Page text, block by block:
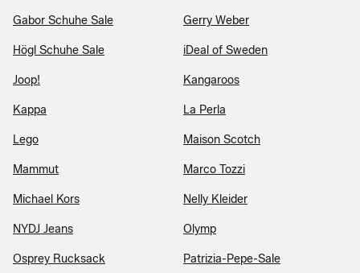
Gabor Schuhe Sale Gerry Weber
Högl Schuhe Sale iDeal of Sweden
Joop! Kangaroos
Kappa La Perla
Lego Maison Scotch
Mammut Marco Tozzi
Michael Kors Nelly Kleider
NYDJ Jeans Olymp
Osprey Rucksack Patrizia-Pepe-Sale